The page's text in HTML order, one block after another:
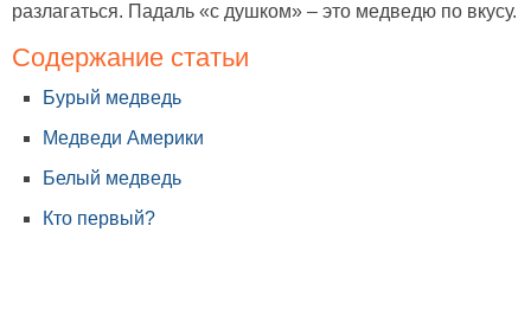
разлагаться. Падаль «с душком» – это медведю по вкусу.
Содержание статьи
Бурый медведь
Медведи Америки
Белый медведь
Кто первый?